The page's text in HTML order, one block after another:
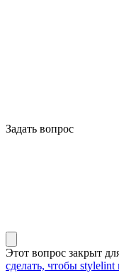
Задать вопрос
Этот вопрос закрыт
сделать, чтобы